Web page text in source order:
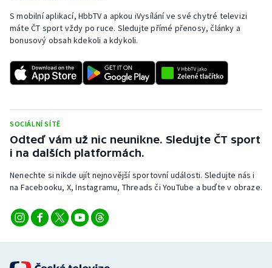
Stolní tenis
Veslování
Vodní slalom
Volejbal
Ostatní
S mobilní aplikací, HbbTV a apkou iVysílání ve své chytré televizi
máte ČT sport vždy po ruce. Sledujte přímé přenosy, články a
bonusový obsah kdekoli a kdykoli.
SOCIÁLNÍ SÍTĚ
Odteď vám už nic neunikne. Sledujte ČT sport
i na dalších platformách.
Nenechte si nikde ujít nejnovější sportovní události. Sledujte nás i
na Facebooku, X, Instagramu, Threads či YouTube a buďte v obraze.